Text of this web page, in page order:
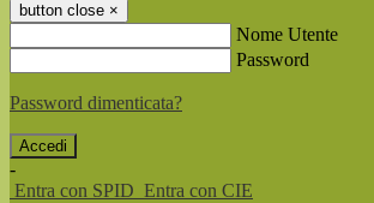
button close ×
Nome Utente
Password
Password dimenticata?
-
Entra con SPID Entra con CIE